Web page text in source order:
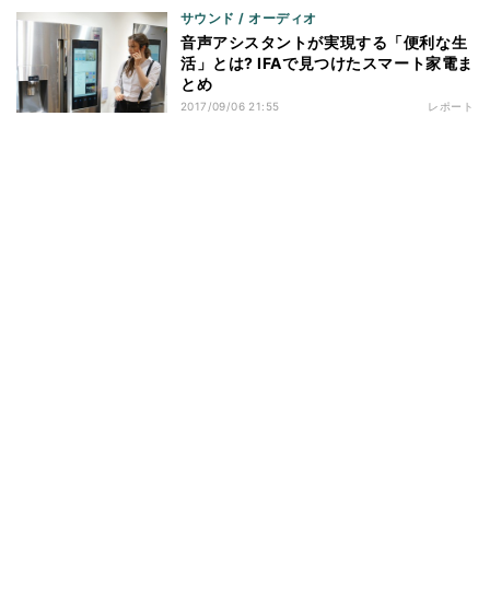
サウンド / オーディオ
音声アシスタントが実現する「便利な生
活」とは? IFAで見つけたスマート家電ま
とめ
2017/09/06 21:55 レポート